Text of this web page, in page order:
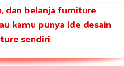
dan belanja furniture
kamu punya ide desain
sendiri